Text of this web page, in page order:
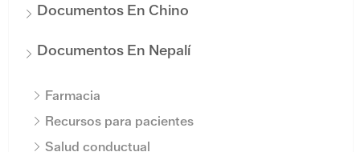
Documentos En Chino
Documentos En Nepalí
Farmacia
Recursos para pacientes
Salud conductual